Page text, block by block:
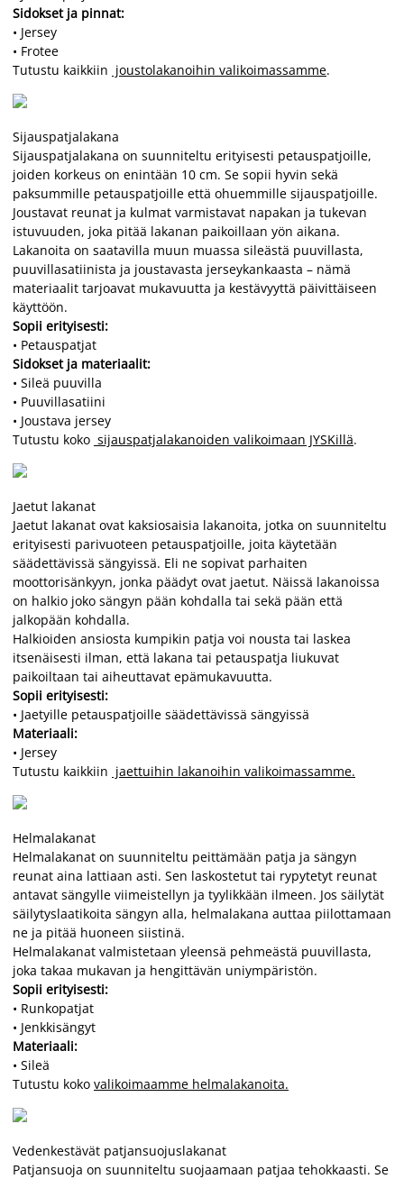
Sidokset ja pinnat:
• Jersey
• Frotee
Tutustu kaikkiin joustolakanoihin valikoimassamme.
Sijauspatjalakana
Sijauspatjalakana on suunniteltu erityisesti petauspatjoille,
joiden korkeus on enintään 10 cm. Se sopii hyvin sekä
paksummille petauspatjoille että ohuemmille sijauspatjoille.
Joustavat reunat ja kulmat varmistavat napakan ja tukevan
istuvuuden, joka pitää lakanan paikoillaan yön aikana.
Lakanoita on saatavilla muun muassa sileästä puuvillasta,
puuvillasatiinista ja joustavasta jerseykankaasta – nämä
materiaalit tarjoavat mukavuutta ja kestävyyttä päivittäiseen
käyttöön.
Sopii erityisesti:
• Petauspatjat
Sidokset ja materiaalit:
• Sileä puuvilla
• Puuvillasatiini
• Joustava jersey
Tutustu koko sijauspatjalakanoiden valikoimaan JYSKillä.
Jaetut lakanat
Jaetut lakanat ovat kaksiosaisia lakanoita, jotka on suunniteltu
erityisesti parivuoteen petauspatjoille, joita käytetään
säädettävissä sängyissä. Eli ne sopivat parhaiten
moottorisänkyyn, jonka päädyt ovat jaetut. Näissä lakanoissa
on halkio joko sängyn pään kohdalla tai sekä pään että
jalkopään kohdalla.
Halkioiden ansiosta kumpikin patja voi nousta tai laskea
itsenäisesti ilman, että lakana tai petauspatja liukuvat
paikoiltaan tai aiheuttavat epämukavuutta.
Sopii erityisesti:
• Jaetyille petauspatjoille säädettävissä sängyissä
Materiaali:
• Jersey
Tutustu kaikkiin jaettuihin lakanoihin valikoimassamme.
Helmalakanat
Helmalakanat on suunniteltu peittämään patja ja sängyn
reunat aina lattiaan asti. Sen laskostetut tai rypytetyt reunat
antavat sängylle viimeistellyn ja tyylikkään ilmeen. Jos säilytät
säilytyslaatikoita sängyn alla, helmalakana auttaa piilottamaan
ne ja pitää huoneen siistinä.
Helmalakanat valmistetaan yleensä pehmeästä puuvillasta,
joka takaa mukavan ja hengittävän uniympäristön.
Sopii erityisesti:
• Runkopatjat
• Jenkkisängyt
Materiaali:
• Sileä
Tutustu koko valikoimaamme helmalakanoita.
Vedenkestävät patjansuojuslakanat
Patjansuoja on suunniteltu suojaamaan patjaa tehokkaasti. Se